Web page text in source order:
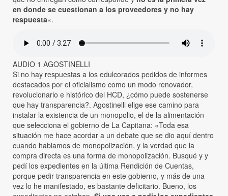
en donde se cuestionan a los proveedores y no hay
respuesta«.
AUDIO 1 AGOSTINELLI
Si no hay respuestas a los edulcorados pedidos de informes
destacados por el oficialismo como un modo renovador,
revolucionario e histórico del HCD, ¿cómo puede sostenerse
que hay transparencia?. Agostinelli elige ese camino para
instalar la existencia de un monopolio, el de la alimentación
que selecciona el gobierno de La Capitana: «Toda esa
situación me hace acordar a un debate que se dio aquí dentro
cuando hablamos de monopolización, y la verdad que la
compra directa es una forma de monopolización. Busqué y y
pedí los expedientes en la última Rendición de Cuentas,
porque pedir transparencia en este gobierno, y más de una
vez lo he manifestado, es bastante deficitario. Bueno, los